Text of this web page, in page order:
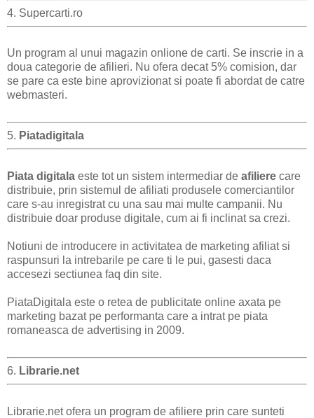
4. Supercarti.ro
Un program al unui magazin onlione de carti. Se inscrie in a
doua categorie de afilieri. Nu ofera decat 5% comision, dar
se pare ca este bine aprovizionat si poate fi abordat de catre
webmasteri.
5. Piatadigitala
Piata digitala este tot un sistem intermediar de afiliere care
distribuie, prin sistemul de afiliati produsele comerciantilor
care s-au inregistrat cu una sau mai multe campanii. Nu
distribuie doar produse digitale, cum ai fi inclinat sa crezi.
Notiuni de introducere in activitatea de marketing afiliat si
raspunsuri la intrebarile pe care ti le pui, gasesti daca
accesezi sectiunea faq din site.
PiataDigitala este o retea de publicitate online axata pe
marketing bazat pe performanta care a intrat pe piata
romaneasca de advertising in 2009.
6. Librarie.net
Librarie.net ofera un program de afiliere prin care sunteti